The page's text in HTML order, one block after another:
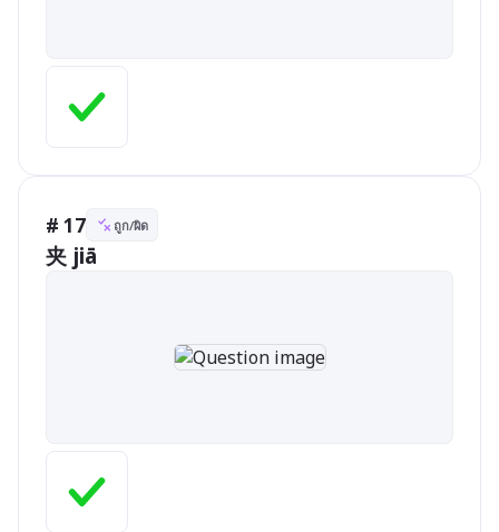
# 17 ถูก/ผิด
夹 jiā